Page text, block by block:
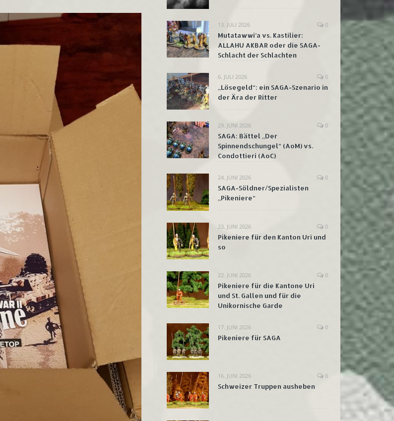
13. JULI 2026 0
Mutatawwi’a vs. Kastilier:
ALLAHU AKBAR oder die SAGA-
Schlacht der Schlachten
6. JULI 2026 0
„Lösegeld“: ein SAGA-Szenario in
der Ära der Ritter
29. JUNI 2026 0
SAGA: Bättel „Der
Spinnendschungel“ (AoM) vs.
Condottieri (AoC)
24. JUNI 2026 0
SAGA-Söldner/Spezialisten
„Pikeniere“
23. JUNI 2026 0
Pikeniere für den Kanton Uri und
so
22. JUNI 2026 0
Pikeniere für die Kantone Uri
und St. Gallen und für die
Unikornische Garde
17. JUNI 2026 0
Pikeniere für SAGA
16. JUNI 2026 0
Schweizer Truppen ausheben